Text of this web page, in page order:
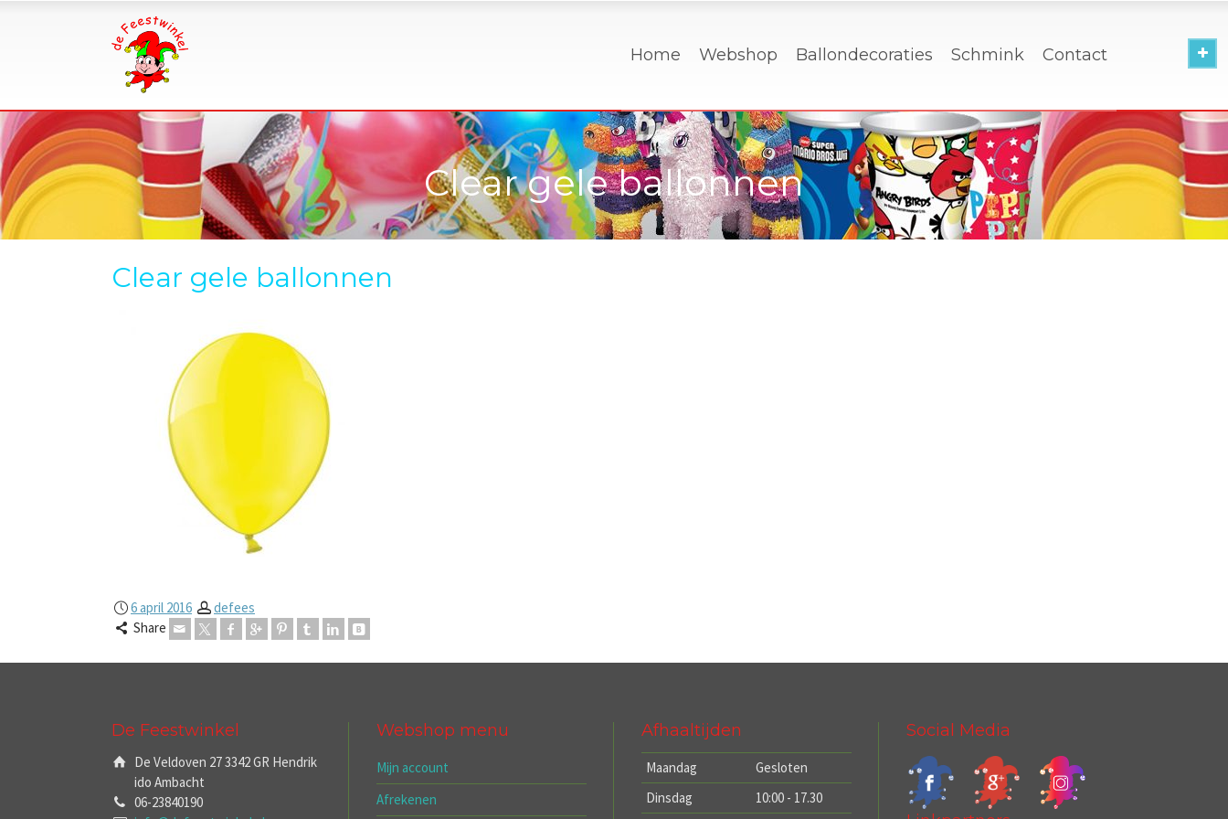
Home Webshop Ballondecoraties Schmink Contact
Clear gele ballonnen
Clear gele ballonnen
6 april 2016
defees
Share
De Feestwinkel
De Veldoven 27 3342 GR Hendrik
ido Ambacht
06-23840190
Webshop menu
Mijn account
Afrekenen
Afhaaltijden
Maandag
Gesloten
Dinsdag
10:00 - 17.30
Social Media